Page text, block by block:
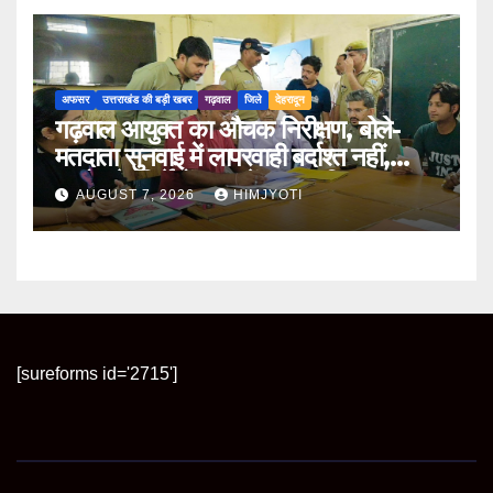
अफसर उत्तराखंड की बड़ी खबर गढ़वाल जिले देहरादून
गढ़वाल आयुक्त का औचक निरीक्षण, बोले-
मतदाता सुनवाई में लापरवाही बर्दाश्त नहीं,
आयोग के निर्देशों का करें शत-प्रतिशत पालन
AUGUST 7, 2026 HIMJYOTI
[sureforms id='2715']